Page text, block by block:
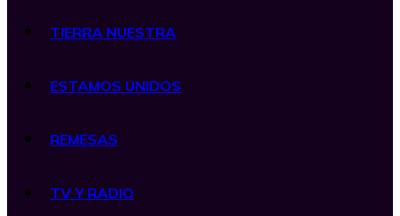
TIERRA NUESTRA
ESTAMOS UNIDOS
REMESAS
TV Y RADIO